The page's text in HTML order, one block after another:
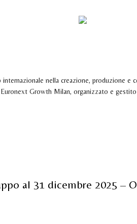
nella creazione, produzione e
Growth Milan, organizzato e gestito
al 31 dicembre 2025 –